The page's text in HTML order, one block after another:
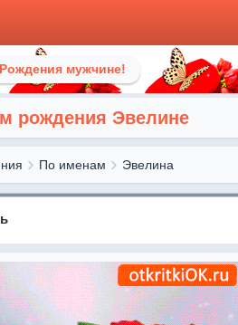
мужчине!
рождения Эвелине
По именам Эвелина